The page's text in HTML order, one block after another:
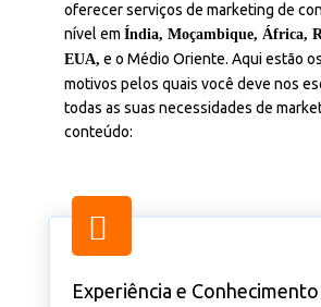
oferecer serviços de marketing de
nível em Índia, Moçambique, África,
EUA, e o Médio Oriente. Aqui estão
motivos pelos quais você deve nos
todas as suas necessidades de
conteúdo:
Experiência e Conhecimento